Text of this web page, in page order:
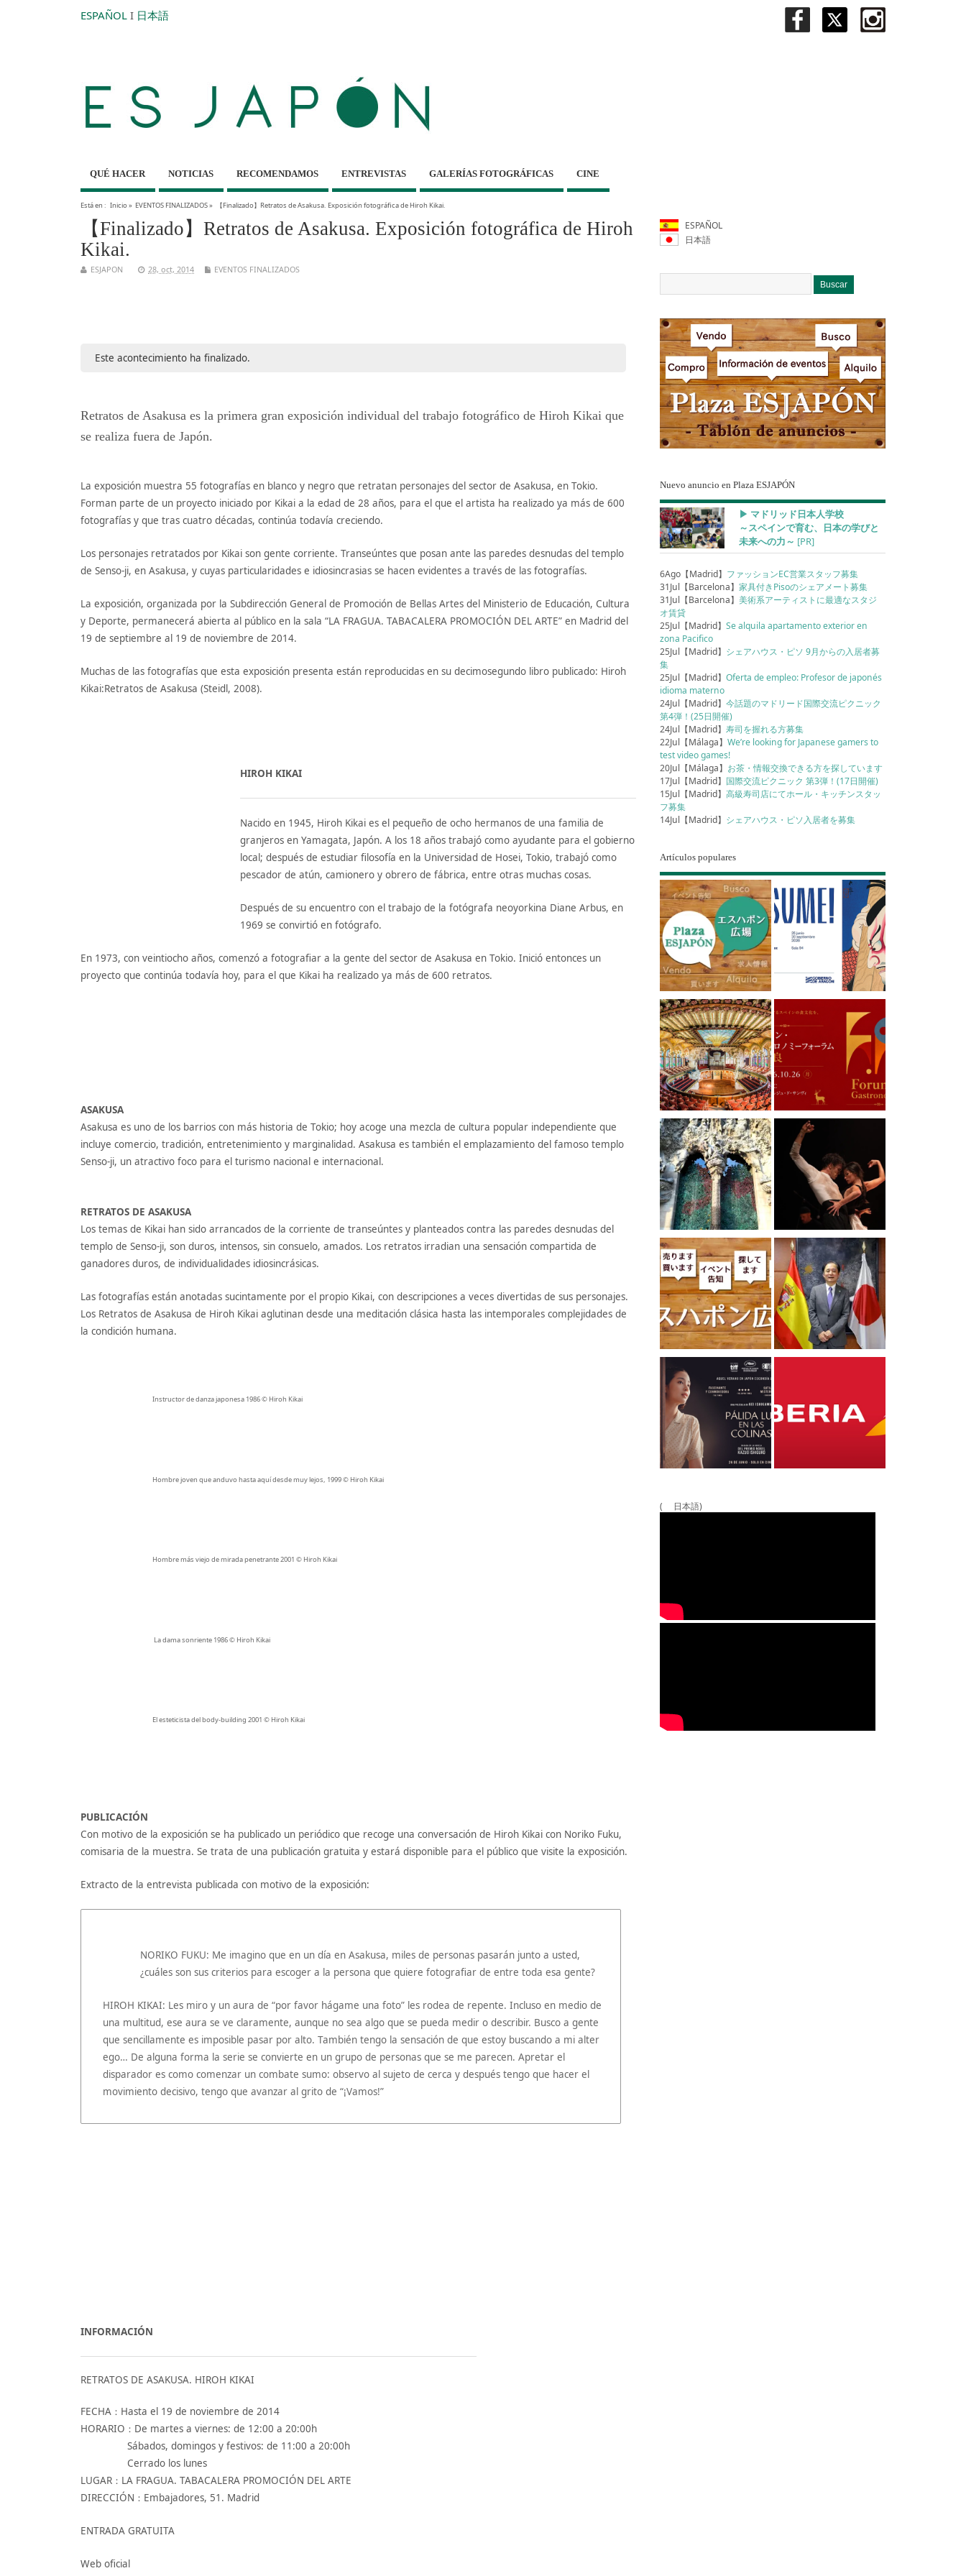
ESPAÑOL I 日本語
QUÉ HACER NOTICIAS RECOMENDAMOS ENTREVISTAS GALERÍAS FOTOGRÁFICAS CINE
Está en : Inicio» EVENTOS FINALIZADOS» 【Finalizado】Retratos de Asakusa. Exposición fotográfica de Hiroh Kikai.
【Finalizado】Retratos de Asakusa. Exposición fotográfica de Hiroh
Kikai.
ESJAPON 28, oct, 2014 EVENTOS FINALIZADOS
Este acontecimiento ha finalizado.
Retratos de Asakusa es la primera gran exposición individual del trabajo fotográfico de Hiroh Kikai que
se realiza fuera de Japón.
La exposición muestra 55 fotografías en blanco y negro que retratan personajes del sector de Asakusa, en Tokio.
Forman parte de un proyecto iniciado por Kikai a la edad de 28 años, para el que el artista ha realizado ya más de 600
fotografías y que tras cuatro décadas, continúa todavía creciendo.
Los personajes retratados por Kikai son gente corriente. Transeúntes que posan ante las paredes desnudas del templo
de Senso-ji, en Asakusa, y cuyas particularidades e idiosincrasias se hacen evidentes a través de las fotografías.
La exposición, organizada por la Subdirección General de Promoción de Bellas Artes del Ministerio de Educación, Cultura
y Deporte, permanecerá abierta al público en la sala “LA FRAGUA. TABACALERA PROMOCIÓN DEL ARTE” en Madrid del
19 de septiembre al 19 de noviembre de 2014.
Muchas de las fotografías que esta exposición presenta están reproducidas en su decimosegundo libro publicado: Hiroh
Kikai:Retratos de Asakusa (Steidl, 2008).
HIROH KIKAI
Nacido en 1945, Hiroh Kikai es el pequeño de ocho hermanos de una familia de
granjeros en Yamagata, Japón. A los 18 años trabajó como ayudante para el gobierno
local; después de estudiar filosofía en la Universidad de Hosei, Tokio, trabajó como
pescador de atún, camionero y obrero de fábrica, entre otras muchas cosas.
Después de su encuentro con el trabajo de la fotógrafa neoyorkina Diane Arbus, en
1969 se convirtió en fotógrafo.
En 1973, con veintiocho años, comenzó a fotografiar a la gente del sector de Asakusa en Tokio. Inició entonces un
proyecto que continúa todavía hoy, para el que Kikai ha realizado ya más de 600 retratos.
ASAKUSA
Asakusa es uno de los barrios con más historia de Tokio; hoy acoge una mezcla de cultura popular independiente que
incluye comercio, tradición, entretenimiento y marginalidad. Asakusa es también el emplazamiento del famoso templo
Senso-ji, un atractivo foco para el turismo nacional e internacional.
RETRATOS DE ASAKUSA
Los temas de Kikai han sido arrancados de la corriente de transeúntes y planteados contra las paredes desnudas del
templo de Senso-ji, son duros, intensos, sin consuelo, amados. Los retratos irradian una sensación compartida de
ganadores duros, de individualidades idiosincrásicas.
Las fotografías están anotadas sucintamente por el propio Kikai, con descripciones a veces divertidas de sus personajes.
Los Retratos de Asakusa de Hiroh Kikai aglutinan desde una meditación clásica hasta las intemporales complejidades de
la condición humana.
Instructor de danza japonesa 1986 © Hiroh Kikai
Hombre joven que anduvo hasta aquí desde muy lejos, 1999 © Hiroh Kikai
Hombre más viejo de mirada penetrante 2001 © Hiroh Kikai
La dama sonriente 1986 © Hiroh Kikai
El esteticista del body-building 2001 © Hiroh Kikai
PUBLICACIÓN
Con motivo de la exposición se ha publicado un periódico que recoge una conversación de Hiroh Kikai con Noriko Fuku,
comisaria de la muestra. Se trata de una publicación gratuita y estará disponible para el público que visite la exposición.
Extracto de la entrevista publicada con motivo de la exposición:
NORIKO FUKU: Me imagino que en un día en Asakusa, miles de personas pasarán junto a usted,
¿cuáles son sus criterios para escoger a la persona que quiere fotografiar de entre toda esa gente?
HIROH KIKAI: Les miro y un aura de “por favor hágame una foto” les rodea de repente. Incluso en medio de
una multitud, ese aura se ve claramente, aunque no sea algo que se pueda medir o describir. Busco a gente
que sencillamente es imposible pasar por alto. También tengo la sensación de que estoy buscando a mi alter
ego… De alguna forma la serie se convierte en un grupo de personas que se me parecen. Apretar el
disparador es como comenzar un combate sumo: observo al sujeto de cerca y después tengo que hacer el
movimiento decisivo, tengo que avanzar al grito de “¡Vamos!”
INFORMACIÓN
RETRATOS DE ASAKUSA. HIROH KIKAI
FECHA：Hasta el 19 de noviembre de 2014
HORARIO：De martes a viernes: de 12:00 a 20:00h
Sábados, domingos y festivos: de 11:00 a 20:00h
Cerrado los lunes
LUGAR：LA FRAGUA. TABACALERA PROMOCIÓN DEL ARTE
DIRECCIÓN：Embajadores, 51. Madrid
ENTRADA GRATUITA
Web oficial
ESPAÑOL
日本語
Nuevo anuncio en Plaza ESJAPÓN
▶︎ マドリッド日本人学校
～スペインで育む、日本の学びと
未来への力～ [PR]
6Ago【Madrid】 ファッションEC営業スタッフ募集
31Jul【Barcelona】家具付きPisoのシェアメート募集
31Jul【Barcelona】美術系アーティストに最適なスタジ
オ賃貸
25Jul【Madrid】Se alquila apartamento exterior en
zona Pacifico
25Jul【Madrid】 シェアハウス・ピソ 9月からの入居者募
集
25Jul【Madrid】Oferta de empleo: Profesor de japonés
idioma materno
24Jul【Madrid】今話題のマドリード国際交流ピクニック
第4弾！(25日開催)
24Jul【Madrid】寿司を握れる方募集
22Jul【Málaga】We’re looking for Japanese gamers to
test video games!
20Jul【Málaga】 お茶・情報交換できる方を探しています
17Jul【Madrid】 国際交流ピクニック 第3弾！(17日開催)
15Jul【Madrid】高級寿司店にてホール・キッチンスタッ
フ募集
14Jul【Madrid】 シェアハウス・ピソ入居者を募集
Artículos populares
( 日本語)